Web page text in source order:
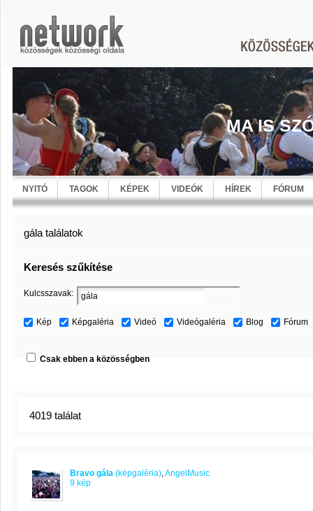
MA IS
NYITÓ TAGOK KÉPEK VIDEÓK HÍREK FÓRUM
gála találatok
Keresés szűkítése
Kulcsszavak:
Kép Képgaléria Videó Videógaléria Blog Fórum
Csak ebben a közösségben
4019 találat
Bravo gála (képgaléria),AngelMusic
9 kép